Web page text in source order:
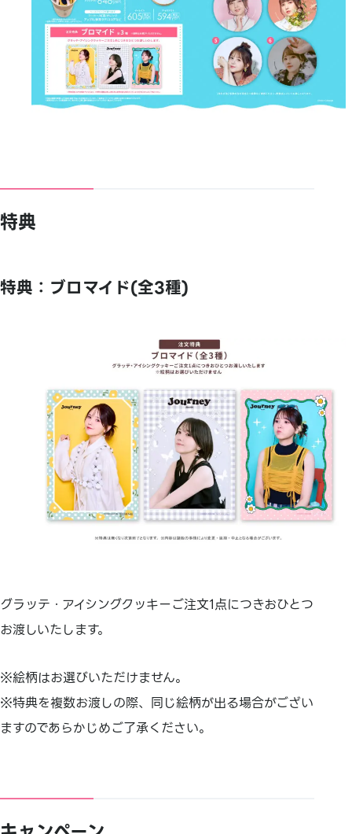
特典
特典：ブロマイド(全3種)
グラッテ・アイシングクッキーご注文1点につきおひとつ
お渡しいたします。
※絵柄はお選びいただけません。
※特典を複数お渡しの際、同じ絵柄が出る場合がござい
ますのであらかじめご了承ください。